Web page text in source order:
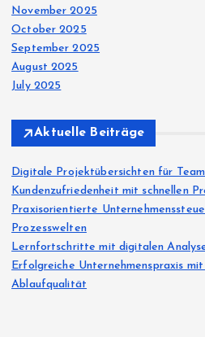
November 2025
October 2025
September 2025
August 2025
July 2025
Aktuelle Beiträge
Digitale Projektübersichten für
Kundenzufriedenheit mit schnellen
Praxisorientierte
Prozesswelten
Lernfortschritte mit digitalen
Erfolgreiche Unternehmenspraxis
Ablaufqualität